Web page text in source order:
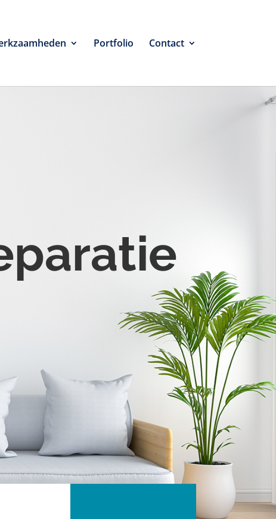
Portfolio Contact